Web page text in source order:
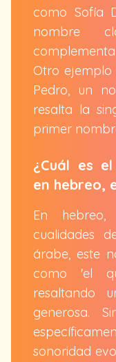
como Sofía
nombre
Otro ejemplo
Pedro, un
resalta la
primer
¿Cuál es
en hebreo,
En
cualidades
árabe, este
como 'el
resaltando
generosa.
sonoridad